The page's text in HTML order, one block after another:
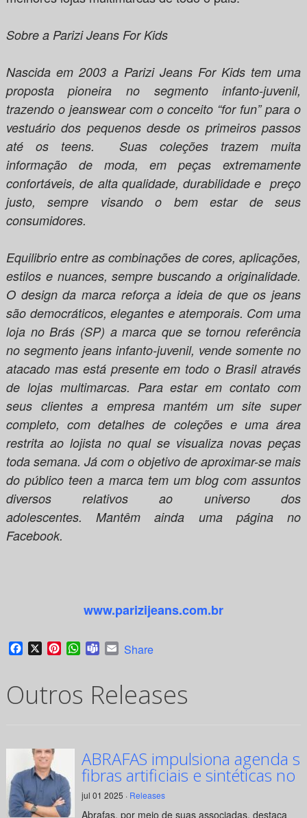
Sobre a Parizi Jeans For Kids
Nascida em 2003 a Parizi Jeans For Kids tem uma
proposta pioneira no segmento infanto-juvenil,
trazendo o jeanswear com o conceito “for fun” para o
vestuário dos pequenos desde os primeiros passos
até os teens. Suas coleções trazem muita
informação de moda, em peças extremamente
confortáveis, de alta qualidade, durabilidade e preço
justo, sempre visando o bem estar de seus
consumidores.
Equilibrio entre as combinações de cores, aplicações,
estilos e nuances, sempre buscando a originalidade.
O design da marca reforça a ideia de que os jeans
são democráticos, elegantes e atemporais. Com uma
loja no Brás (SP) a marca que se tornou referência
no segmento jeans infanto-juvenil, vende somente no
atacado mas está presente em todo o Brasil através
de lojas multimarcas. Para estar em contato com
seus clientes a empresa mantém um site super
completo, com detalhes de coleções e uma área
restrita ao lojista no qual se visualiza novas peças
toda semana. Já com o objetivo de aproximar-se mais
do público teen a marca tem um blog com assuntos
diversos relativos ao universo dos
adolescentes. Mantêm ainda uma página no
Facebook.
www.parizijeans.com.br
Facebook
X PinterestWhatsApp
TeamsEmail
Share
Outros Releases
ABRAFAS impulsiona agenda
fibras artificiais e sintéticas no
jul 01 2025 · Releases
Abrafas, por meio de suas associadas, destaca